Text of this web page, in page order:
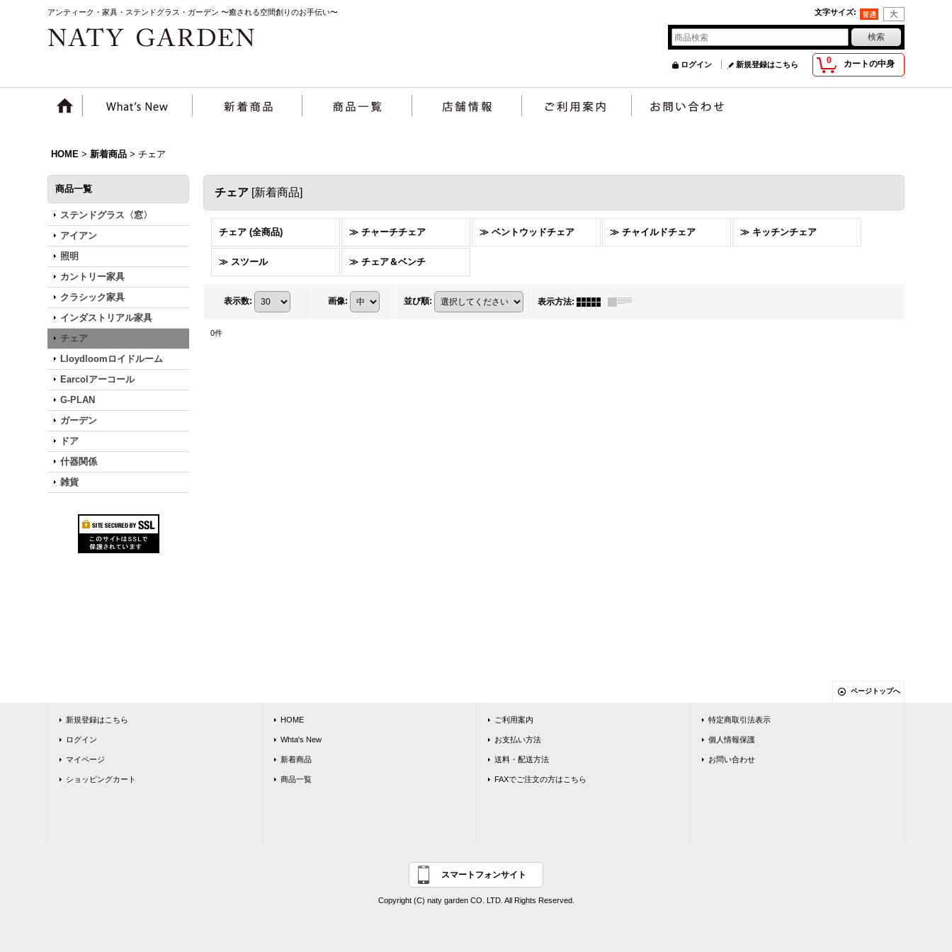
アンティーク・家具・ステンドグラス・ガーデン 〜癒される空間創りのお手伝い〜 文字サイズ:
0 カートの中身
ログイン 新規登録はこちら
HOME > 新着商品 > チェア
商品一覧
ステンドグラス〈窓〉
アイアン
照明
カントリー家具
クラシック家具
インダストリアル家具
チェア
Lloydloomロイドルーム
Earcolアーコール
G-PLAN
ガーデン
ドア
什器関係
雑貨
チェア [新着商品]
チェア (全商品) ≫ チャーチチェア ≫ ベントウッドチェア ≫ チャイルドチェア ≫ キッチンチェア
≫ スツール ≫ チェア＆ベンチ
表示数: 画像: 並び順: 表示方法:
0件
ページトップへ
新規登録はこちら
ログイン
マイページ
ショッピングカート
HOME
Whta's New
新着商品
商品一覧
ご利用案内
お支払い方法
送料・配送方法
FAXでご注文の方はこちら
特定商取引法表示
個人情報保護
お問い合わせ
スマートフォンサイト
Copyright (C) naty garden CO. LTD. All Rights Reserved.